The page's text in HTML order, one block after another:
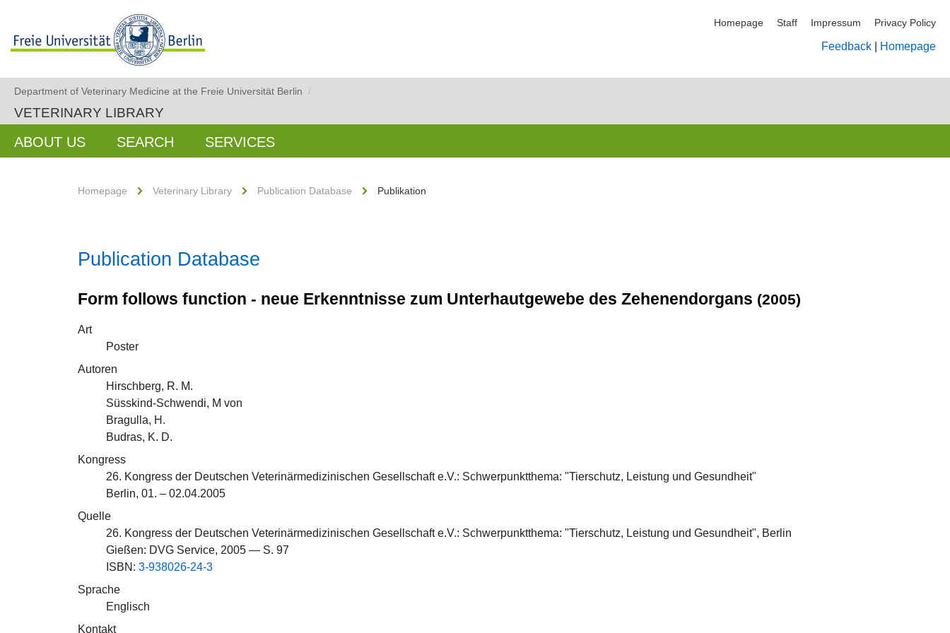
Homepage Staff Impressum Privacy Policy
Feedback Homepage
Department of Veterinary Medicine at the Freie Universität Berlin /
VETERINARY LIBRARY
ABOUT US SEARCH SERVICES
Homepage Veterinary Library Publication Database Publikation
Publication Database
Form follows function - neue Erkenntnisse zum Unterhautgewebe des Zehenendorgans (2005)
Art
Poster
Autoren
Hirschberg, R. M.
Süsskind-Schwendi, M von
Bragulla, H.
Budras, K. D.
Kongress
26. Kongress der Deutschen Veterinärmedizinischen Gesellschaft e.V.: Schwerpunktthema: "Tierschutz, Leistung und Gesundheit"
Berlin, 01. – 02.04.2005
Quelle
26. Kongress der Deutschen Veterinärmedizinischen Gesellschaft e.V.: Schwerpunktthema: "Tierschutz, Leistung und Gesundheit", Berlin
Gießen: DVG Service, 2005 — S. 97
ISBN: 3-938026-24-3
Sprache
Englisch
Kontakt